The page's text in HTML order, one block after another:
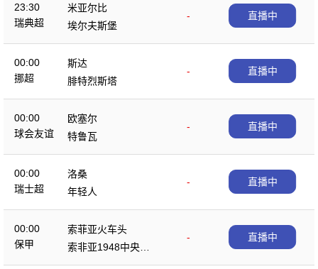
23:30
瑞典超
米亚尔比
-
埃尔夫斯堡
直播中
00:00
挪超
斯达
-
腓特烈斯塔
直播中
00:00
球会友谊
欧塞尔
-
特鲁瓦
直播中
00:00
瑞士超
洛桑
-
年轻人
直播中
00:00
保甲
索菲亚火车头
-
索非亚1948中央陆
军
直播中